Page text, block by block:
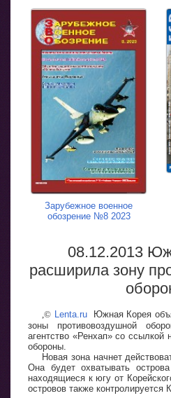
Зарубежное военное
обозрение №8 2023
08.12.2013
расширила зону
© Lenta.ruЮжная Корея
зоны противовоздушной
агентство «Ренхап» со ссылкой
обороны.
Новая зона начнет
Она будет охватывать
находящиеся к югу от
островов также контролируется